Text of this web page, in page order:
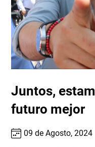
Juntos,
futuro mejor
09 de Agosto, 2024